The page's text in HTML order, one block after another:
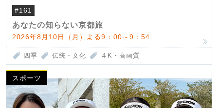
#161
あなたの知らない京都旅
2026年8月10日（月）よる9：00～9：54
四季 伝統・文化 ４K・高画質
スポーツ